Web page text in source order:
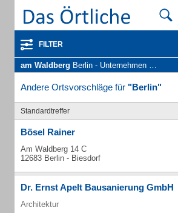
FILTER
am Waldberg Berlin - Unternehmen und Personen
Andere Ortsvorschläge für "Berlin"
Standardtreffer
Bösel Rainer
Am Waldberg 14 C
12683 Berlin - Biesdorf
Dr. Ernst Apelt Bausanierung GmbH
Architektur